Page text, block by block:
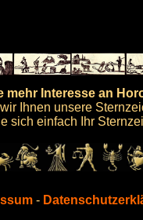
mehr Interesse an
Ihnen unsere
sich einfach Ihr
-